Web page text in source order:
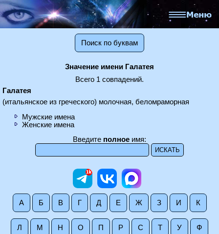
Поиск по буквам
Значение имени Галатея
Всего 1 совпадений.
Галатея
(итальянское из греческого) молочная, беломраморная
Мужские имена
Женские имена
Введите полное имя:
А Б В Г Д Е Ж З И К
Л М Н О П Р С Т У Ф